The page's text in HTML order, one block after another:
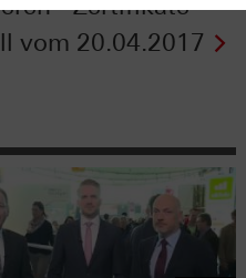
- Zertifikate
vom 20.04.2017